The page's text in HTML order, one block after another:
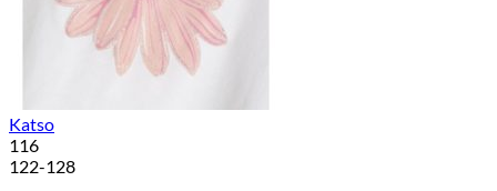
Katso
116
122-128